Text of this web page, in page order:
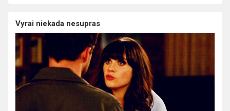
Vyrai niekada nesupras